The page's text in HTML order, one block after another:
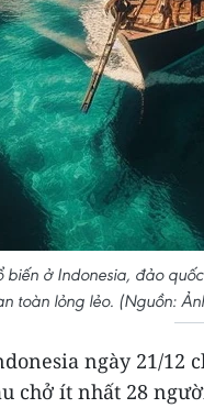
ở Indonesia, đảo
toàn lỏng lẻo. (Nguồn:
ngày 21/12
chở ít nhất 28